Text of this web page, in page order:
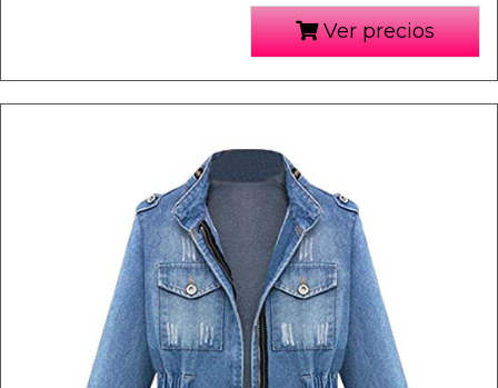
Ver precios